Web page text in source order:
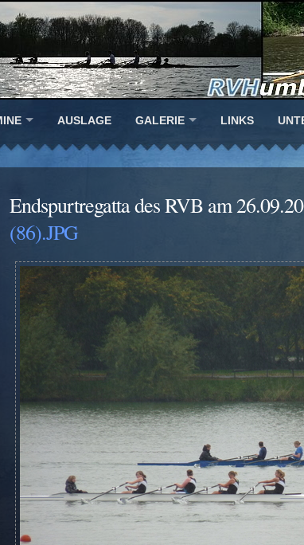
AUSLAGE GALERIE LINKS
Endspurtregatta des RVB am
(86).JPG